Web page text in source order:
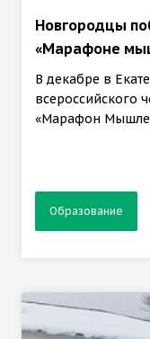
Новгородцы
«Марафоне
В декабре в
всероссийского
«Марафон
Образование